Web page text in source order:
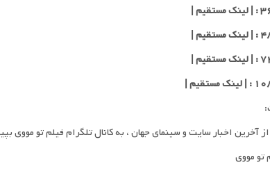
آخرین اخبار سایت و سینمای جهان ، به کانال تلگرام فیلم تو مووی
تو مووی